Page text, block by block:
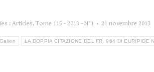
:Articles, Tome 115 - 2013 - N°1 21 novembre 2013
Galien LA DOPPIA CITAZIONE DEL FR. 964 DI EURIPIDE